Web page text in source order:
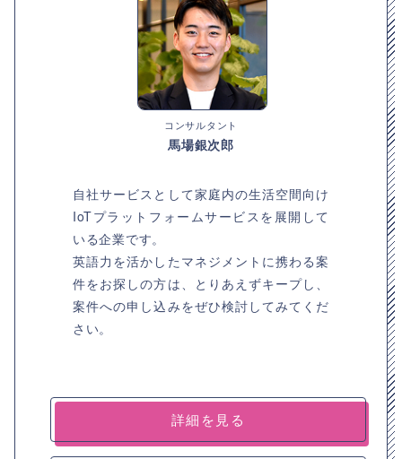
コンサルタント
馬場銀次郎
自社サービスとして家庭内の生活空間向け
IoTプラットフォームサービスを展開して
いる企業です。
英語力を活かしたマネジメントに携わる案
件をお探しの方は、とりあえずキープし、
案件への申し込みをぜひ検討してみてくだ
さい。
詳細を見る